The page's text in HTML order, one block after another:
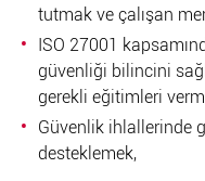
tutmak ve çalışan
ISO 27001
güvenliği bilincini
gerekli eğitimleri
Güvenlik ihlallerinde
desteklemek,